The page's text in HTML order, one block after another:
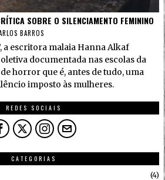
SOBRE O SILENCIAMENTO FEMININO
BARROS
a escritora malaia Hanna Alkaf
documentada nas escolas da
horror que é, antes de tudo, uma
imposto às mulheres.
REDES SOCIAIS
CATEGORIAS
4